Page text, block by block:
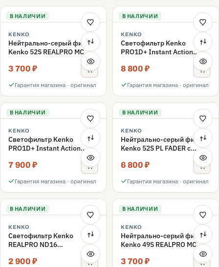
В НАЛИЧИИ
KENKO
Нейтрально-серый фильтр
Kenko 52S REALPRO MC
3 700 ₽
Гарантия магазина · оригинал
В НАЛИЧИИ
KENKO
Светофильтр Kenko
PRO1D+ Instant Action
Variable NDX3-450+C-PLS
переменной плотности
8 800 ₽
Гарантия магазина · оригинал
В НАЛИЧИИ
KENKO
Светофильтр Kenko
PRO1D+ Instant Action
Variable NDX3-450+C-PL
переменной плотности
7 900 ₽
Гарантия магазина · оригинал
В НАЛИЧИИ
KENKO
Нейтрально-серый фильтр
Kenko 52S PL FADER с
переменной плотностью
ND3-ND400 52mm
6 800 ₽
Гарантия магазина · оригинал
В НАЛИЧИИ
KENKO
Светофильтр Kenko
REALPRO ND16
нейтрально-серый 49mm
2 900 ₽
В НАЛИЧИИ
KENKO
Нейтрально-серый фильтр
Kenko 49S REALPRO MC
3 700 ₽